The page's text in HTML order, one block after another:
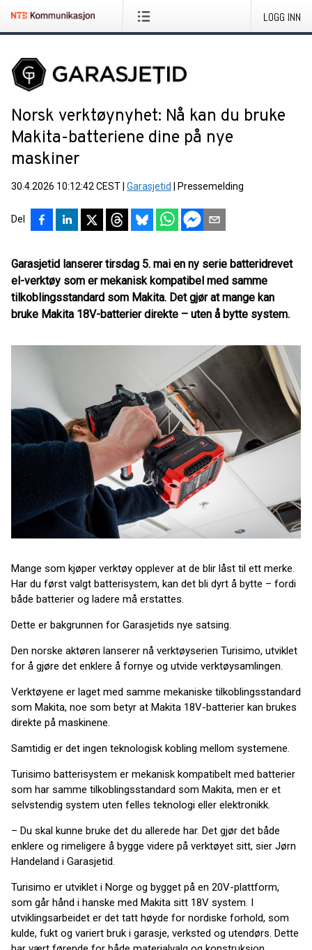
LOGG INN
Norsk verktøynyhet: Nå kan du bruke
Makita-batteriene dine på nye
maskiner
30.4.2026 10:12:42 CEST Garasjetid Pressemelding
Del
Garasjetid lanserer tirsdag 5. mai en ny serie batteridrevet
el-verktøy som er mekanisk kompatibel med samme
tilkoblingsstandard som Makita. Det gjør at mange kan
bruke Makita 18V-batterier direkte – uten å bytte system.
Mange som kjøper verktøy opplever at de blir låst til ett merke.
Har du først valgt batterisystem, kan det bli dyrt å bytte – fordi
både batterier og ladere må erstattes.
Dette er bakgrunnen for Garasjetids nye satsing.
Den norske aktøren lanserer nå verktøyserien Turisimo, utviklet
for å gjøre det enklere å fornye og utvide verktøysamlingen.
Verktøyene er laget med samme mekaniske tilkoblingsstandard
som Makita, noe som betyr at Makita 18V-batterier kan brukes
direkte på maskinene.
Samtidig er det ingen teknologisk kobling mellom systemene.
Turisimo batterisystem er mekanisk kompatibelt med batterier
som har samme tilkoblingsstandard som Makita, men er et
selvstendig system uten felles teknologi eller elektronikk.
– Du skal kunne bruke det du allerede har. Det gjør det både
enklere og rimeligere å bygge videre på verktøyet sitt, sier Jørn
Handeland i Garasjetid.
Turisimo er utviklet i Norge og bygget på en 20V-plattform,
som går hånd i hanske med Makita sitt 18V system. I
utviklingsarbeidet er det tatt høyde for nordiske forhold, som
kulde, fukt og variert bruk i garasje, verksted og utendørs. Dette